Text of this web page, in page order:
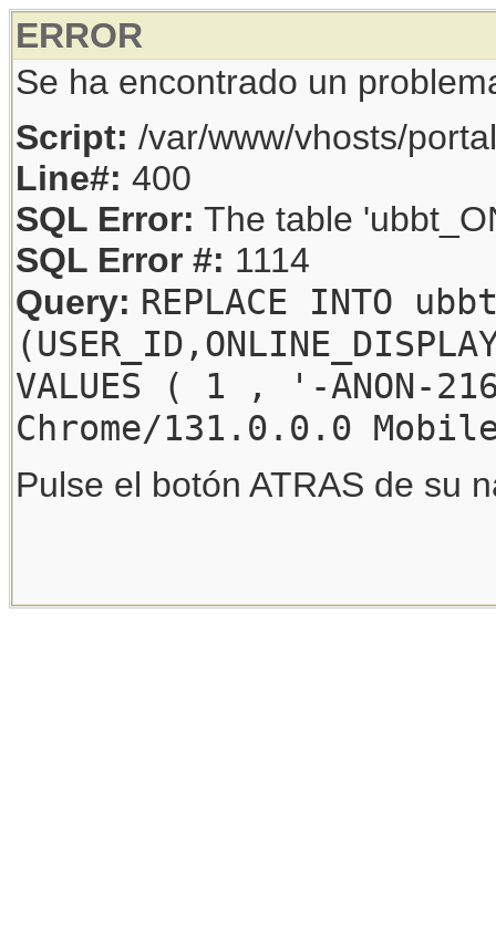
ERROR
Se ha encontrado un
Script: /var/www/vhosts/
Line#: 400
SQL Error: The table
SQL Error #: 1114
Query: REPLACE INTO
VALUES ( 1 , '-
Chrome/131.0.0.0
Pulse el botón ATRAS de su